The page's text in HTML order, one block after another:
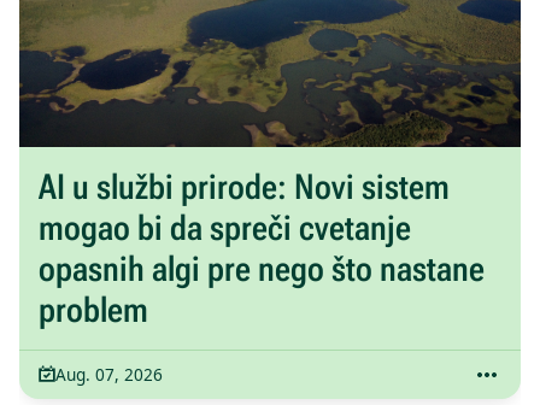
AI u službi prirode: Novi sistem
mogao bi da spreči cvetanje
opasnih algi pre nego što nastane
problem
Aug. 07, 2026